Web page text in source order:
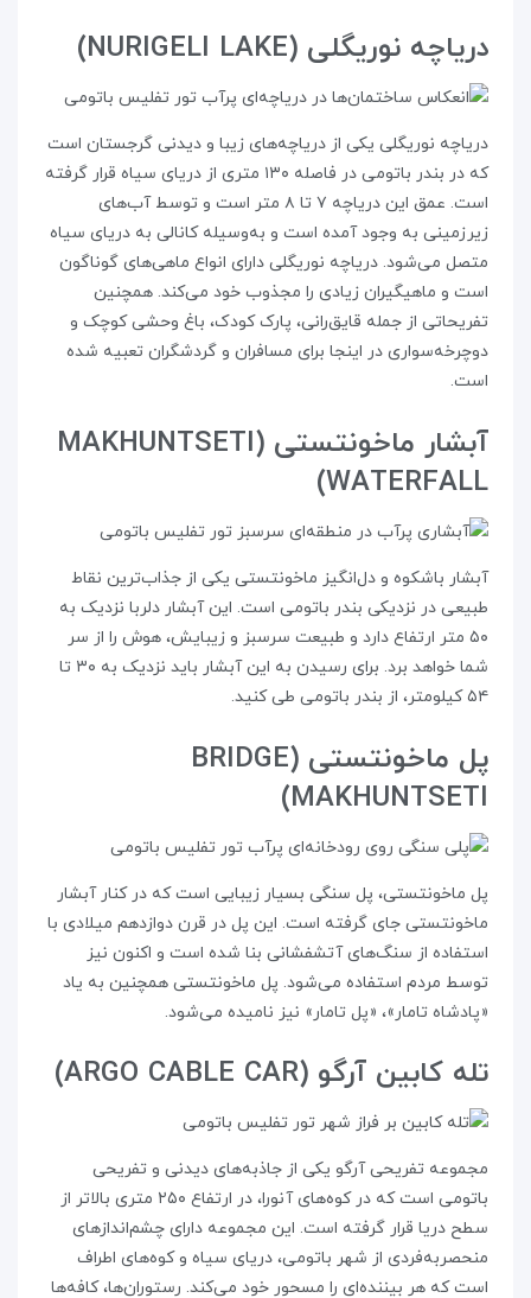
دریاچه نوریگلی (NURIGELI LAKE)
دریاچه نوریگلی یکی از دریاچه‌های زیبا و دیدنی گرجستان است
که در بندر باتومی در فاصله ۱۳۰ متری از دریای سیاه قرار گرفته
است. عمق این دریاچه ۷ تا ۸ متر است و توسط آب‌های
زیرزمینی به وجود آمده است و به‌وسیله کانالی به دریای سیاه
متصل می‌شود. دریاچه نوریگلی دارای انواع ماهی‌های گوناگون
است و ماهیگیران زیادی را مجذوب خود می‌کند. همچنین
تفریحاتی از جمله قایق‌رانی، پارک کودک، باغ وحشی کوچک و
دوچرخه‌سواری در اینجا برای مسافران و گردشگران تعبیه شده
است.
آبشار ماخونتستی (MAKHUNTSETI
WATERFALL)
آبشار باشکوه و دل‌انگیز ماخونتستی یکی از جذاب‌ترین نقاط
طبیعی در نزدیکی بندر باتومی است. این آبشار دلربا نزدیک به
۵۰ متر ارتفاع دارد و طبیعت سرسبز و زیبایش، هوش را از سر
شما خواهد برد. برای رسیدن به این آبشار باید نزدیک به ۳۰ تا
۵۴ کیلومتر، از بندر باتومی طی کنید.
پل ماخونتستی (BRIDGE
MAKHUNTSETI)
پل ماخونتستی، پل سنگی بسیار زیبایی است که در کنار آبشار
ماخونتستی جای گرفته است. این پل در قرن دوازدهم میلادی با
استفاده از سنگ‌های آتشفشانی بنا شده است و اکنون نیز
توسط مردم استفاده می‌شود. پل ماخونتستی همچنین به یاد
«پادشاه تامار»، «پل تامار» نیز نامیده می‌شود.
تله کابین آرگو (ARGO CABLE CAR)
مجموعه تفریحی آرگو یکی از جاذبه‌‌های دیدنی و تفریحی
باتومی است که در کوه‌های آنورا، در ارتفاع ۲۵۰ متری بالاتر از
سطح دریا قرار گرفته است. این مجموعه دارای چشم‌اندازهای
منحصر‌به‌فردی از شهر باتومی، دریای سیاه و کوه‌های اطراف
است که هر بیننده‌ای را مسحور خود می‌کند. رستوران‌ها، کافه‌ها